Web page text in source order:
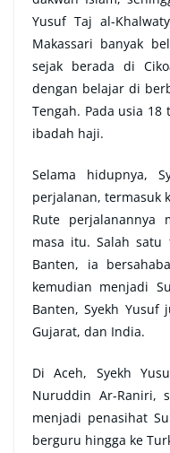
Yusuf Taj al-
Makassari banyak
sejak berada di
dengan belajar di
Tengah. Pada usia
ibadah haji.
Selama hidupnya,
perjalanan, termasuk
Rute perjalanannya
masa itu. Salah satu
Banten, ia
kemudian menjadi
Banten, Syekh Yusuf
Gujarat, dan India.
Di Aceh, Syekh
Nuruddin Ar-Raniri,
menjadi penasihat
berguru hingga ke